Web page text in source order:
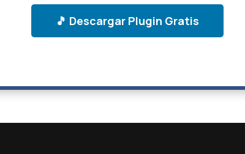
🎵 Descargar Plugin Gratis